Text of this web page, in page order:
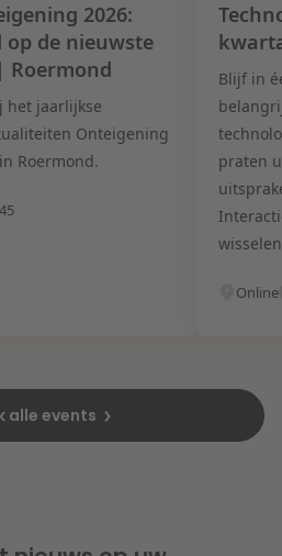
2026:
de nieuwste
Roermond
het jaarlijkse
Onteigening
Roermond.
Blijf in
praten
Online
alle events